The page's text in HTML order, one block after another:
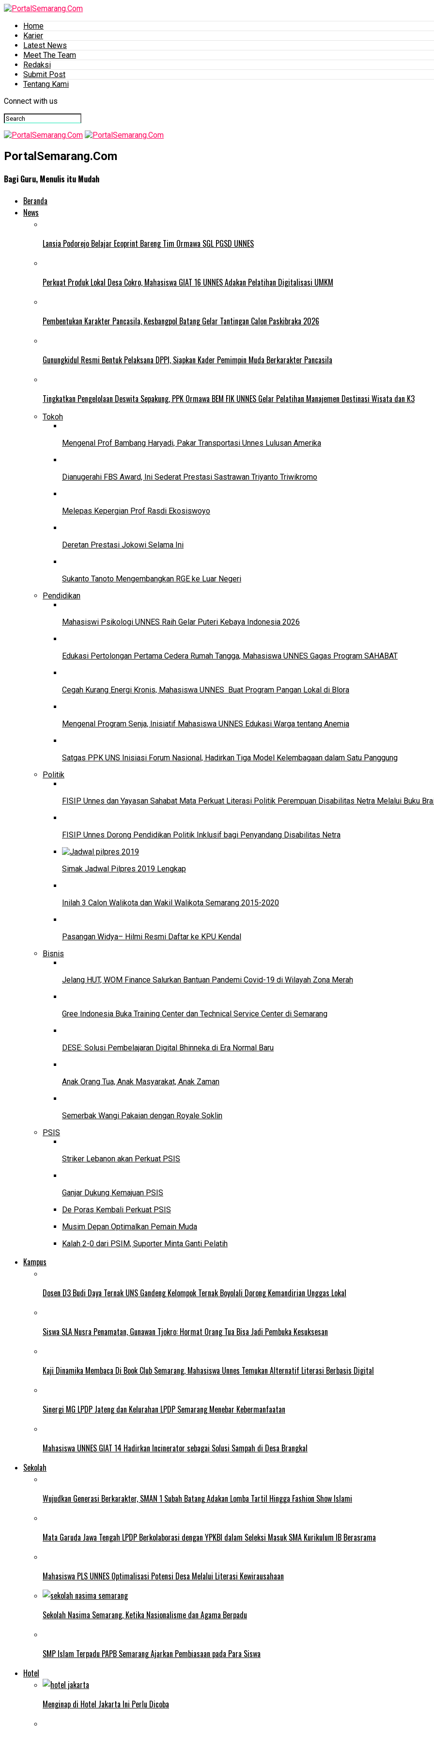
Home
Karier
Latest News
Meet The Team
Redaksi
Submit Post
Tentang Kami
Connect with us
PortalSemarang.Com
Bagi Guru, Menulis itu Mudah
Beranda
News
Lansia Podorejo Belajar Ecoprint Bareng Tim Ormawa SGL PGSD UNNES
Perkuat Produk Lokal Desa Cokro, Mahasiswa GIAT 16 UNNES Adakan Pelatihan Digitalisasi UMKM
Pembentukan Karakter Pancasila, Kesbangpol Batang Gelar Tantingan Calon Paskibraka 2026
Gunungkidul Resmi Bentuk Pelaksana DPPI, Siapkan Kader Pemimpin Muda Berkarakter Pancasila
Tingkatkan Pengelolaan Deswita Sepakung, PPK Ormawa BEM FIK UNNES Gelar Pelatihan Manajemen Destinasi Wisata dan K3
Tokoh
Mengenal Prof Bambang Haryadi, Pakar Transportasi Unnes Lulusan Amerika
Dianugerahi FBS Award, Ini Sederat Prestasi Sastrawan Triyanto Triwikromo
Melepas Kepergian Prof Rasdi Ekosiswoyo
Deretan Prestasi Jokowi Selama Ini
Sukanto Tanoto Mengembangkan RGE ke Luar Negeri
Pendidikan
Mahasiswi Psikologi UNNES Raih Gelar Puteri Kebaya Indonesia 2026
Edukasi Pertolongan Pertama Cedera Rumah Tangga, Mahasiswa UNNES Gagas Program SAHABAT
Cegah Kurang Energi Kronis, Mahasiswa UNNES Buat Program Pangan Lokal di Blora
Mengenal Program Senja, Inisiatif Mahasiswa UNNES Edukasi Warga tentang Anemia
Satgas PPK UNS Inisiasi Forum Nasional, Hadirkan Tiga Model Kelembagaan dalam Satu Panggung
Politik
FISIP Unnes dan Yayasan Sahabat Mata Perkuat Literasi Politik Perempuan Disabilitas Netra Melalui Buku
FISIP Unnes Dorong Pendidikan Politik Inklusif bagi Penyandang Disabilitas Netra
Simak Jadwal Pilpres 2019 Lengkap
Inilah 3 Calon Walikota dan Wakil Walikota Semarang 2015-2020
Pasangan Widya– Hilmi Resmi Daftar ke KPU Kendal
Bisnis
Jelang HUT, WOM Finance Salurkan Bantuan Pandemi Covid-19 di Wilayah Zona Merah
Gree Indonesia Buka Training Center dan Technical Service Center di Semarang
DESE: Solusi Pembelajaran Digital Bhinneka di Era Normal Baru
Anak Orang Tua, Anak Masyarakat, Anak Zaman
Semerbak Wangi Pakaian dengan Royale Soklin
PSIS
Striker Lebanon akan Perkuat PSIS
Ganjar Dukung Kemajuan PSIS
De Poras Kembali Perkuat PSIS
Musim Depan Optimalkan Pemain Muda
Kalah 2-0 dari PSIM, Suporter Minta Ganti Pelatih
Kampus
Dosen D3 Budi Daya Ternak UNS Gandeng Kelompok Ternak Boyolali Dorong Kemandirian Unggas Lokal
Siswa SLA Nusra Penamatan, Gunawan Tjokro: Hormat Orang Tua Bisa Jadi Pembuka Kesuksesan
Kaji Dinamika Membaca Di Book Club Semarang, Mahasiswa Unnes Temukan Alternatif Literasi Berbasis Digital
Sinergi MG LPDP Jateng dan Kelurahan LPDP Semarang Menebar Kebermanfaatan
Mahasiswa UNNES GIAT 14 Hadirkan Incinerator sebagai Solusi Sampah di Desa Brangkal
Sekolah
Wujudkan Generasi Berkarakter, SMAN 1 Subah Batang Adakan Lomba Tartil Hingga Fashion Show Islami
Mata Garuda Jawa Tengah LPDP Berkolaborasi dengan YPKBI dalam Seleksi Masuk SMA Kurikulum IB Berasrama
Mahasiswa PLS UNNES Optimalisasi Potensi Desa Melalui Literasi Kewirausahaan
Sekolah Nasima Semarang, Ketika Nasionalisme dan Agama Berpadu
SMP Islam Terpadu PAPB Semarang Ajarkan Pembiasaan pada Para Siswa
Hotel
Menginap di Hotel Jakarta Ini Perlu Dicoba